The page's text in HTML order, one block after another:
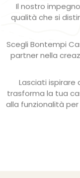
Il nostro
qualità che si
Scegli Bontempi
partner nella
Lasciati ispirare
trasforma la tua
alla funzionalità